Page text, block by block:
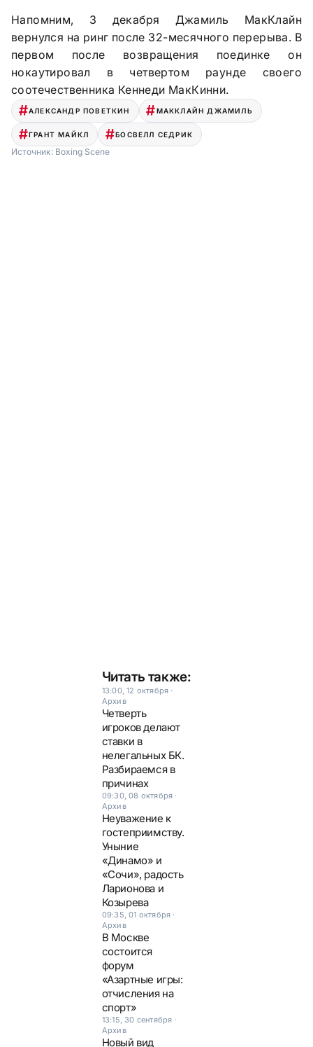
Напомним, 3 декабря Джамиль МакКлайн
вернулся на ринг после 32-месячного перерыва. В
первом после возвращения поединке он
нокаутировал в четвертом раунде своего
соотечественника Кеннеди МакКинни.
АЛЕКСАНДР ПОВЕТКИН МАККЛАЙН ДЖАМИЛЬ
ГРАНТ МАЙКЛ БОСВЕЛЛ СЕДРИК
Источник: Boxing Scene
Читать также:
13:00, 12 октября ·
Архив
Четверть
игроков делают
ставки в
нелегальных БК.
Разбираемся в
причинах
09:30, 08 октября ·
Архив
Неуважение к
гостеприимству.
Уныние
«Динамо» и
«Сочи», радость
Ларионова и
Козырева
09:35, 01 октября ·
Архив
В Москве
состоится
форум
«Азартные игры:
отчисления на
спорт»
13:15, 30 сентября ·
Архив
Новый вид